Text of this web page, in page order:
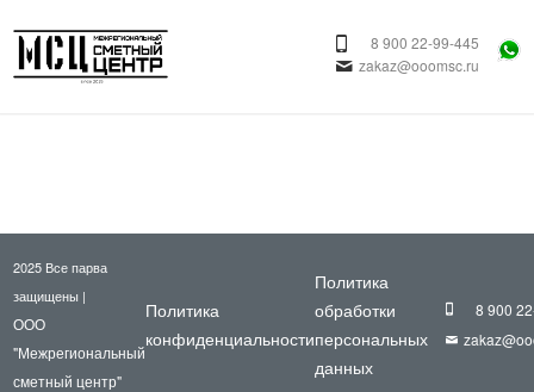
8 900 22-99-445
zakaz@ooomsc.ru
2025 Все парва
защищены |
ООО
"Межрегиональный
сметный центр"
Политика
конфиденциальности
Политика
обработки
персональных
данных
8 900